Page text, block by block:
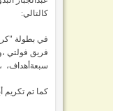
كالتالي:
في بطولة
فريق فولتي
سبعةأهداف،
كما تم تكريم